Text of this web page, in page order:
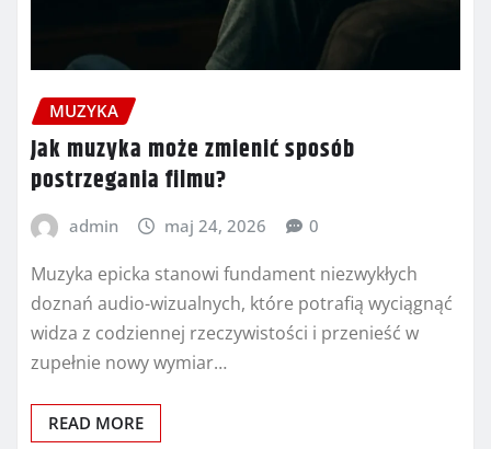
MUZYKA
Jak muzyka może zmienić sposób
postrzegania filmu?
admin maj 24, 2026 0
Muzyka epicka stanowi fundament niezwykłych
doznań audio-wizualnych, które potrafią wyciągnąć
widza z codziennej rzeczywistości i przenieść w
zupełnie nowy wymiar…
READ MORE